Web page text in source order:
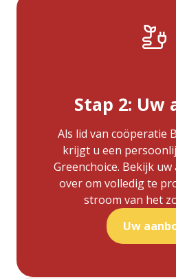
Stap 2: Uw
Als lid van coöperatie
krijgt u een
Greenchoice. Bekijk
over om volledig te
stroom van het
Uw